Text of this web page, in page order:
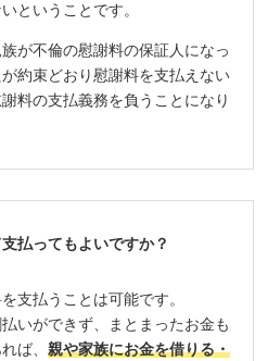
ということです。
が不倫の慰謝料の保証人になっ
約束どおり慰謝料を支払えない
料の支払義務を負うことになり
払ってもよいですか？
支払うことは可能です。
いができず、まとまったお金も
ば、親や家族にお金を借りる・